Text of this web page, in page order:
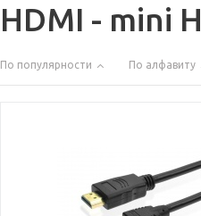
HDMI - mini
По популярности По алфавиту